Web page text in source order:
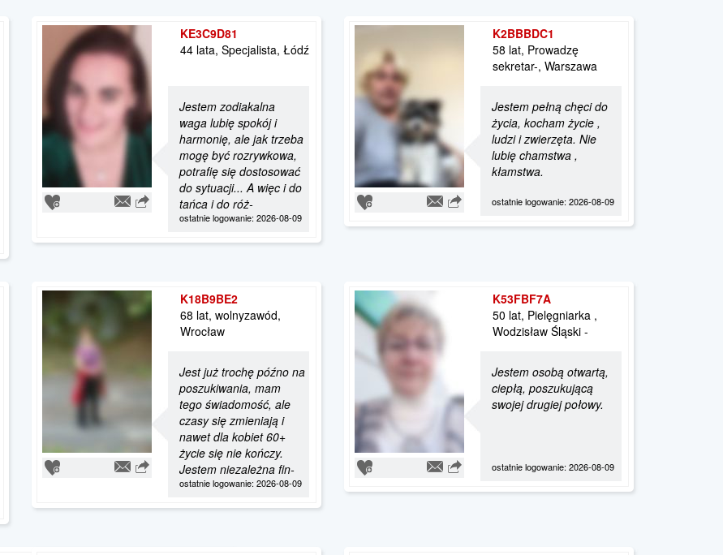
KE3C9D81
44 lata, Specjalista, Łódź
Jestem zodiakalna
waga lubię spokój i
harmonię, ale jak trzeba
mogę być rozrywkowa,
potrafię się dostosować
do sytuacji... A więc i do
tańca i do róż-
ostatnie logowanie: 2026-08-09
K2BBBDC1
58 lat, Prowadzę
sekretar-, Warszawa
Jestem pełną chęci do
życia, kocham życie ,
ludzi i zwierzęta. Nie
lubię chamstwa ,
kłamstwa.
ostatnie logowanie: 2026-08-09
K18B9BE2
68 lat, wolnyzawód,
Wrocław
Jest już trochę późno na
poszukiwania, mam
tego świadomość, ale
czasy się zmieniają i
nawet dla kobiet 60+
życie się nie kończy.
Jestem niezależna fin-
ostatnie logowanie: 2026-08-09
K53FBF7A
50 lat, Pielęgniarka ,
Wodzisław Śląski -
Jestem osobą otwartą,
ciepłą, poszukującą
swojej drugiej połowy.
ostatnie logowanie: 2026-08-09